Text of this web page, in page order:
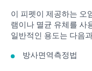
이 피펫이 제공하는 오
램이나 멸균 유체를 사
일반적인 용도는 다음
방사면역측정법